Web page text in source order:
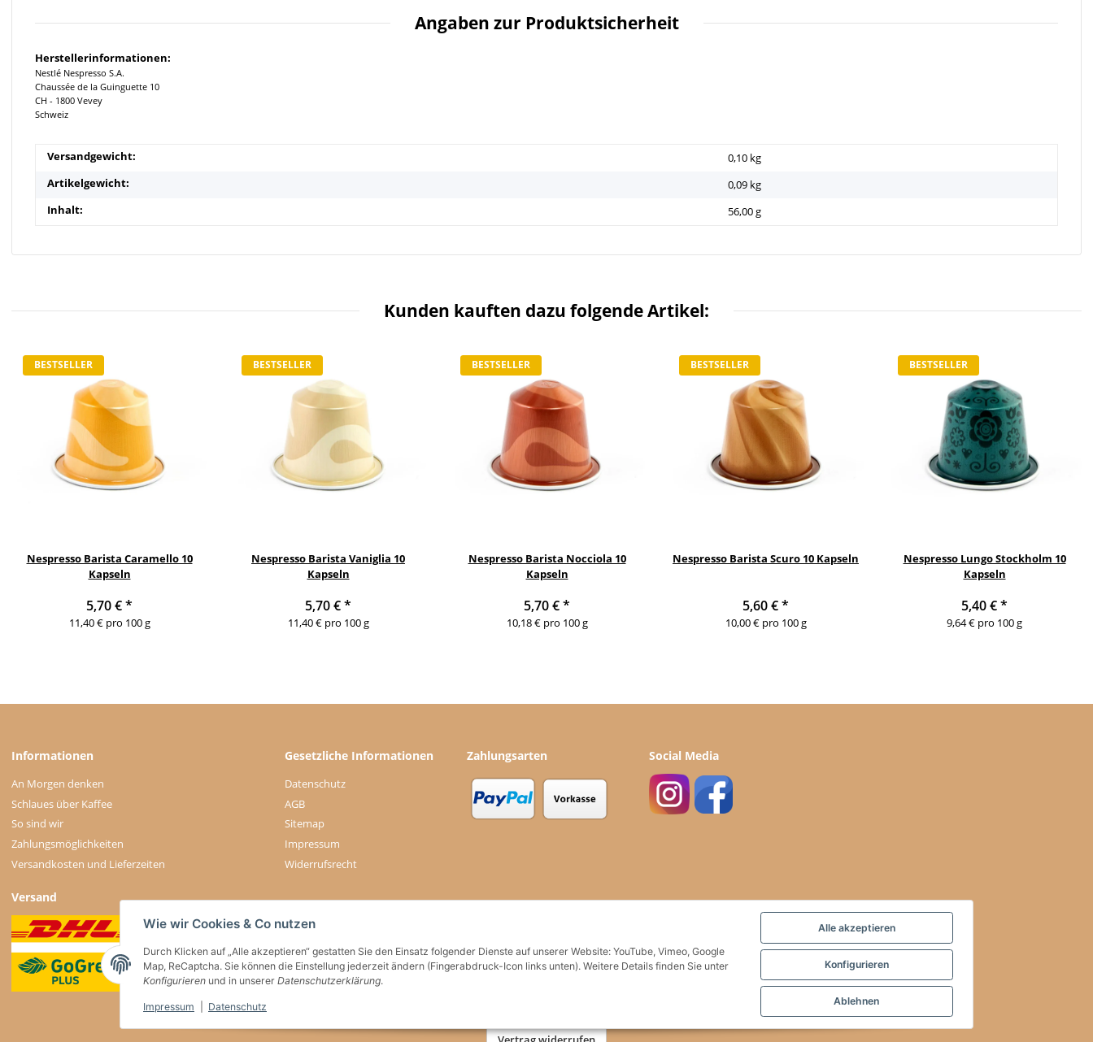
Angaben zur Produktsicherheit
Herstellerinformationen:
Nestlé Nespresso S.A.
Chaussée de la Guinguette 10
CH - 1800 Vevey
Schweiz
Versandgewicht:
0,10 kg
Artikelgewicht:
0,09 kg
Inhalt:
56,00 g
Kunden kauften dazu folgende Artikel:
BESTSELLER
Nespresso Barista Caramello 10
Kapseln
5,70 €*
11,40 € pro 100 g
BESTSELLER
Nespresso Barista Vaniglia 10
Kapseln
5,70 €*
11,40 € pro 100 g
BESTSELLER
Nespresso Barista Nocciola 10
Kapseln
5,70 €*
10,18 € pro 100 g
BESTSELLER
Nespresso Barista Scuro 10 Kapseln
5,60 €*
10,00 € pro 100 g
BESTSELLER
Nespresso Lungo Stockholm 10
Kapseln
5,40 €*
9,64 € pro 100 g
Informationen
An Morgen denken
Schlaues über Kaffee
So sind wir
Zahlungsmöglichkeiten
Versandkosten und Lieferzeiten
Gesetzliche Informationen
Datenschutz
AGB
Sitemap
Impressum
Widerrufsrecht
Zahlungsarten Social Media
Versand
Wie wir Cookies & Co nutzen
Durch Klicken auf „Alle akzeptieren“ gestatten Sie den Einsatz folgender Dienste auf unserer Website: YouTube, Vimeo, Google
Map, ReCaptcha. Sie können die Einstellung jederzeit ändern (Fingerabdruck-Icon links unten). Weitere Details finden Sie unter
Konfigurieren und in unserer Datenschutzerklärung.
Impressum Datenschutz
Alle akzeptieren
Konfigurieren
Ablehnen